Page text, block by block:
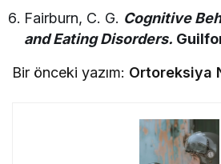
Fairburn, C. G. Cognitive
and Eating Disorders.
Bir önceki yazım: Ortoreksiya